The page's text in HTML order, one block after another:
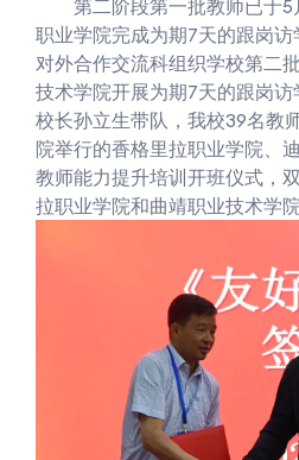
第二阶段第一批教师已于5
职业学院完成为期7天的跟岗访
对外合作交流科组织学校第二
技术学院开展为期7天的跟岗
校长孙立生带队，我校39名教
院举行的香格里拉职业学院、
教师能力提升培训开班仪式，
拉职业学院和曲靖职业技术学